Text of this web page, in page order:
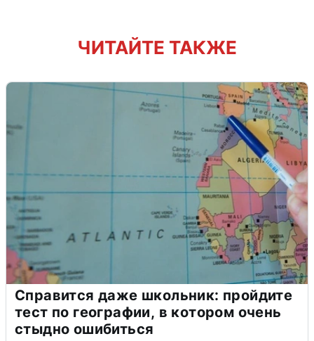
ЧИТАЙТЕ ТАКЖЕ
Справится даже школьник: пройдите
тест по географии, в котором очень
стыдно ошибиться